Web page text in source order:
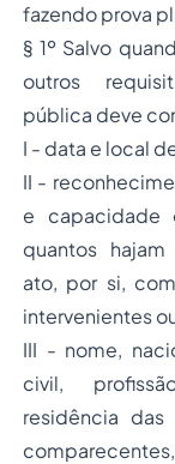
fazendo prova
§ 1º Salvo
outros
pública deve
I - data e local
II -
e capacidade
quantos
ato, por si,
intervenientes
III - nome,
civil,
residência